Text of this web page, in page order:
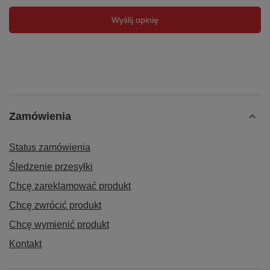
Wyślij opinię
Zamówienia
Status zamówienia
Śledzenie przesyłki
Chcę zareklamować produkt
Chcę zwrócić produkt
Chcę wymienić produkt
Kontakt